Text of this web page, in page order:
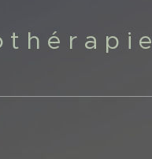
t h é r a p i e